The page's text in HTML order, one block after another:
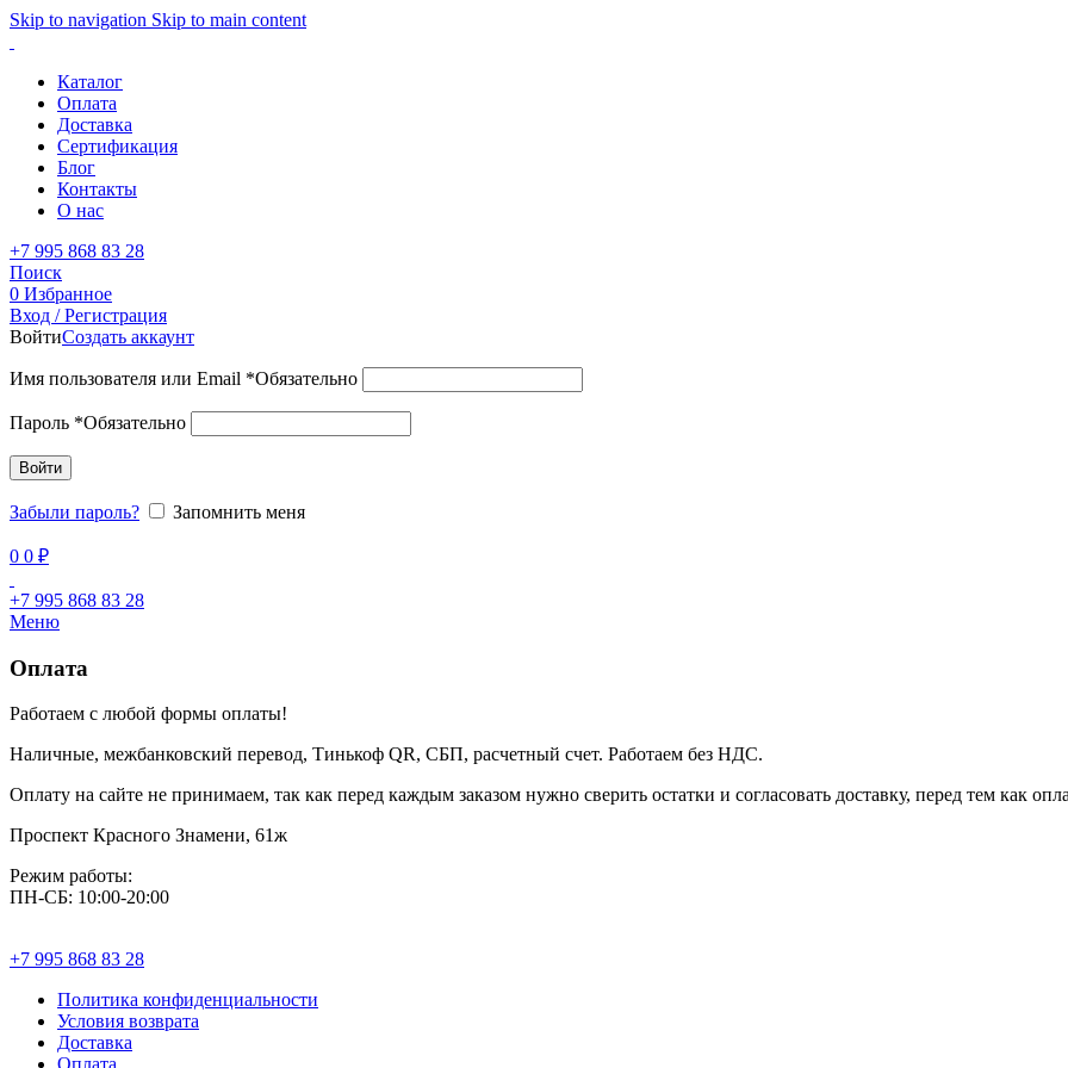
Skip to navigation Skip to main content
Каталог
Оплата
Доставка
Сертификация
Блог
Контакты
О нас
+7 995 868 83 28
Поиск
0 Избранное
Вход / Регистрация
ВойтиСоздать аккаунт
Имя пользователя или Email *Обязательно
Пароль *Обязательно
Войти
Забыли пароль? Запомнить меня
0 0 ₽
+7 995 868 83 28
Меню
Оплата
Работаем с любой формы оплаты!
Наличные, межбанковский перевод, Тинькоф QR, СБП, расчетный счет. Работаем без НДС.
Оплату на сайте не принимаем, так как перед каждым заказом нужно сверить остатки и согласовать доставку, перед тем как
Проспект Красного Знамени, 61ж
Режим работы:
ПН-СБ: 10:00-20:00
+7 995 868 83 28
Политика конфиденциальности
Условия возврата
Доставка